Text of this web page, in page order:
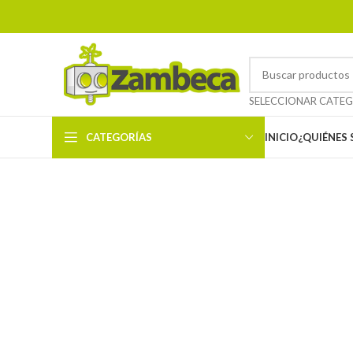
CATEGORÍAS INICIO¿QUIÉNES